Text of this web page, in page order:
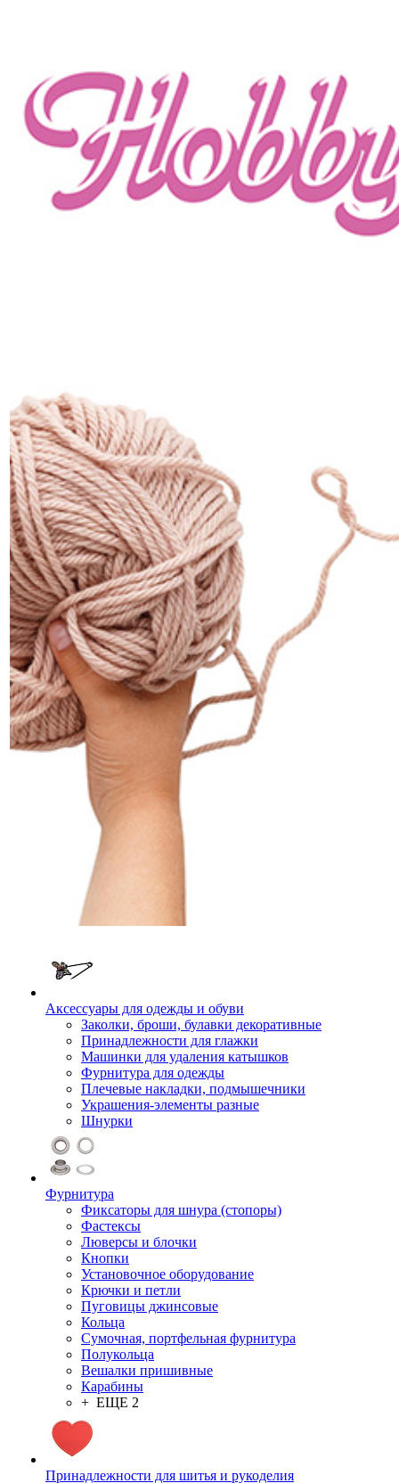
Аксессуары для одежды и обуви
Заколки, броши, булавки декоративные
Принадлежности для глажки
Машинки для удаления катышков
Фурнитура для одежды
Плечевые накладки, подмышечники
Украшения-элементы разные
Шнурки
Фурнитура
Фиксаторы для шнура (стопоры)
Фастексы
Люверсы и блочки
Кнопки
Установочное оборудование
Крючки и петли
Пуговицы джинсовые
Кольца
Сумочная, портфельная фурнитура
Полукольца
Вешалки пришивные
Карабины
+ ЕЩЕ 2
Принадлежности для шитья и рукоделия